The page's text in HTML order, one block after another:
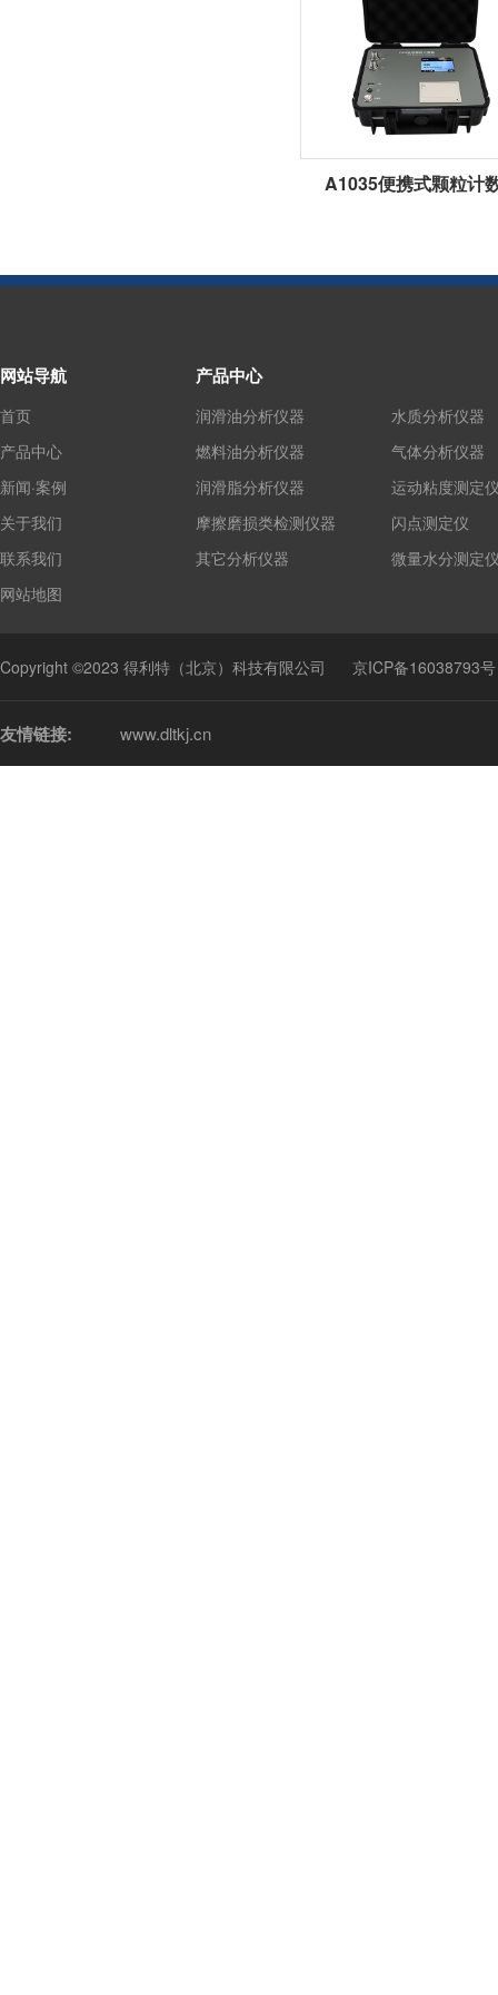
A1035便携式颗粒计
网站导航
首页
产品中心
新闻·案例
关于我们
联系我们
网站地图
产品中心
润滑油分析仪器
燃料油分析仪器
润滑脂分析仪器
摩擦磨损类检测仪器
其它分析仪器
水质分析仪器
气体分析仪器
运动粘度测定
闪点测定仪
微量水分测定
Copyright ©2023 得利特（北京）科技有限公司 京ICP备16038793号
友情链接: www.dltkj.cn